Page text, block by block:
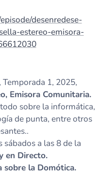
desenredese-
estereo-emisora-
1, 2025,
Emisora Comunitaria.
sobre la informática,
de punta, entre otros
sábados a las 8 de la
en Directo.
sobre la Domótica.